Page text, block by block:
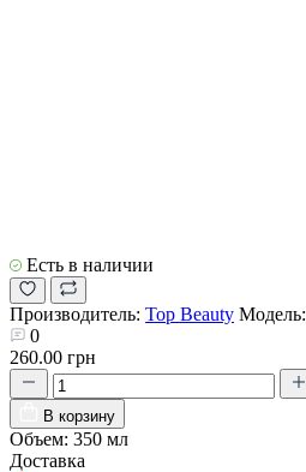
Есть в наличии
Производитель: Top Beauty Модель:
0
260.00 грн
В корзину
Объем: 350 мл
Доставка